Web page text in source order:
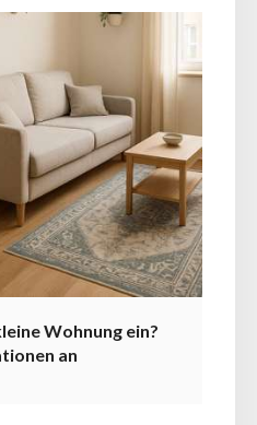
Wohnung ein?
an